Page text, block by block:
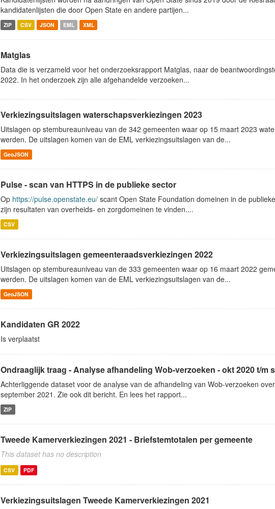
kandidatenlijsten die door Open State en andere partijen...
ZIP CSV JSON EML XML
Matglas
Data die is verzameld voor het onderzoeksrapport Matglas, naar de
2022. In het onderzoek zijn alle afgehandelde verzoeken...
Verkiezingsuitslagen waterschapsverkiezingen 2023
Uitslagen op stembureauniveau van de 342 gemeenten waar op 15 maart 2023
werden. De uitslagen komen van de EML verkiezingsuitslagen van de...
GeoJSON
Pulse - scan van HTTPS in de publieke sector
Op https://pulse.openstate.eu/ scant Open State Foundation domeinen in de
zijn resultaten van overheids- en zorgdomeinen te vinden....
CSV
Verkiezingsuitslagen gemeenteraadsverkiezingen 2022
Uitslagen op stembureauniveau van de 333 gemeenten waar op 16 maart 2022
werden. De uitslagen komen van de EML verkiezingsuitslagen van de...
GeoJSON
Kandidaten GR 2022
Is verplaatst
Ondraaglijk traag - Analyse afhandeling Wob-verzoeken - okt 2020 t/m
Achterliggende dataset voor de analyse van de afhandeling van Wob-verzoeken
september 2021. Zie ook dit bericht. En lees het rapport...
ZIP
Tweede Kamerverkiezingen 2021 - Briefstemtotalen per gemeente
This dataset has no description
CSV PDF
Verkiezingsuitslagen Tweede Kamerverkiezingen 2021